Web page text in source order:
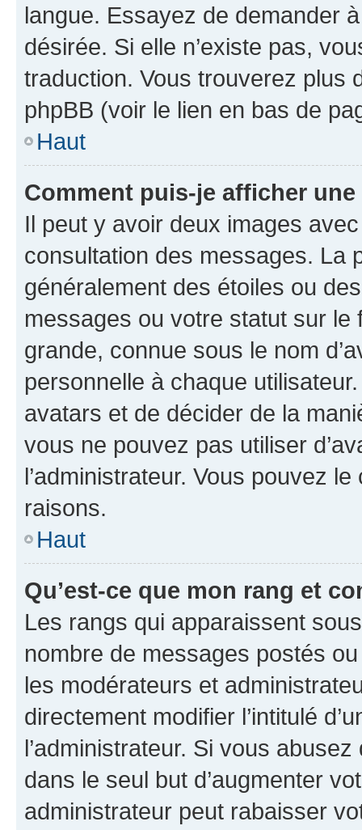
langue. Essayez de demander
désirée. Si elle n’existe pas,
traduction. Vous trouverez plus
phpBB (voir le lien en bas de
Haut
Comment puis-je afficher
Il peut y avoir deux images
consultation des messages. La
généralement des étoiles ou
messages ou votre statut sur
grande, connue sous le nom
personnelle à chaque utilisateur.
avatars et de décider de la
vous ne pouvez pas utiliser
l’administrateur. Vous pouvez
raisons.
Haut
Qu’est-ce que mon rang et
Les rangs qui apparaissent
nombre de messages postés
les modérateurs et
directement modifier l’intitulé
l’administrateur. Si vous
dans le seul but d’augmenter
administrateur peut rabaisser